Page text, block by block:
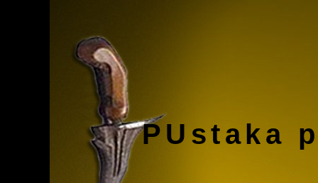
PUstaka